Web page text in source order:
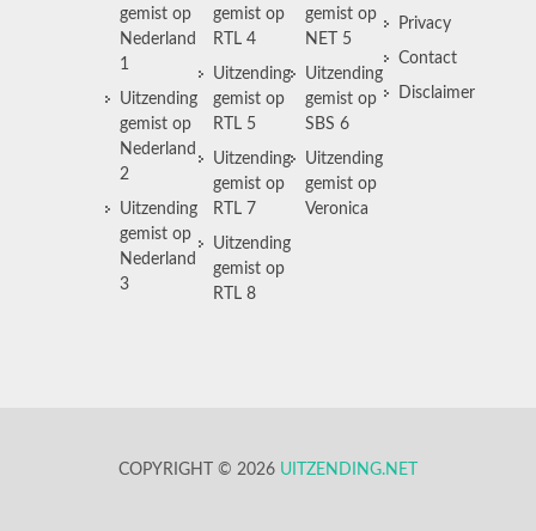
gemist op
Nederland
1
Uitzending
gemist op
Nederland
2
Uitzending
gemist op
Nederland
3
gemist op
RTL 4
Uitzending
gemist op
RTL 5
Uitzending
gemist op
RTL 7
Uitzending
gemist op
RTL 8
gemist op
NET 5
Uitzending
gemist op
SBS 6
Uitzending
gemist op
Veronica
Privacy
Contact
Disclaimer
COPYRIGHT © 2026 UITZENDING.NET